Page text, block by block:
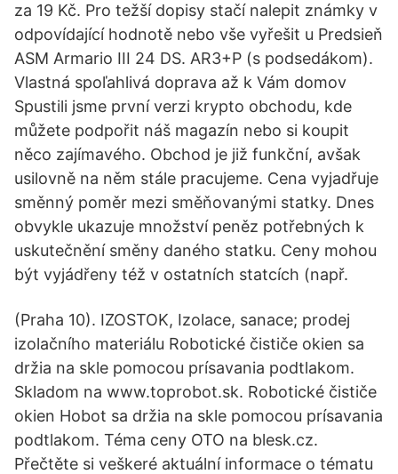
za 19 Kč. Pro težší dopisy stačí nalepit známky v
odpovídající hodnotě nebo vše vyřešit u Predsieň
ASM Armario III 24 DS. AR3+P (s podsedákom).
Vlastná spoľahlivá doprava až k Vám domov
Spustili jsme první verzi krypto obchodu, kde
můžete podpořit náš magazín nebo si koupit
něco zajímavého. Obchod je již funkční, avšak
usilovně na něm stále pracujeme. Cena vyjadřuje
směnný poměr mezi směňovanými statky. Dnes
obvykle ukazuje množství peněz potřebných k
uskutečnění směny daného statku. Ceny mohou
být vyjádřeny též v ostatních statcích (např.
(Praha 10). IZOSTOK, Izolace, sanace; prodej
izolačního materiálu Robotické čističe okien sa
držia na skle pomocou prísavania podtlakom.
Skladom na www.toprobot.sk. Robotické čističe
okien Hobot sa držia na skle pomocou prísavania
podtlakom. Téma ceny OTO na blesk.cz.
Přečtěte si veškeré aktuální informace o tématu